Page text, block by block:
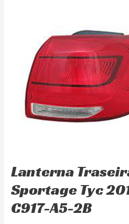
Lanterna
Sportage Tyc
C917-A5-2B